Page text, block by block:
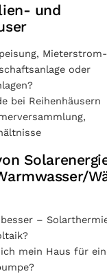
und
oder
bei Reihenhäusern
–
mein Haus für